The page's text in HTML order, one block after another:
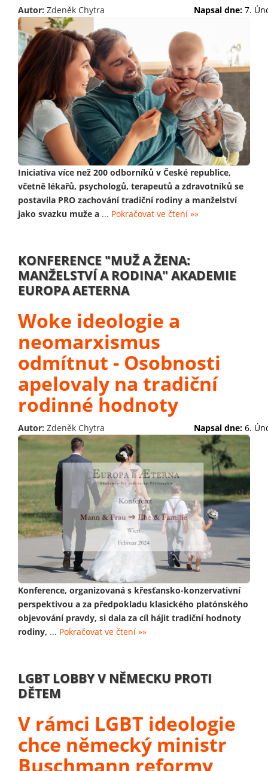
Autor: Zdeněk Chytra Napsal dne: 7.
Iniciativa více než 200 odborníků v České republice,
včetně lékařů, psychologů, terapeutů a zdravotníků se
postavila PRO zachování tradiční rodiny a manželství
jako svazku muže a ... Pokračovat ve čtení »»
KONFERENCE "MUŽ A ŽENA:
MANŽELSTVÍ A RODINA" AKADEMIE
EUROPA AETERNA
Woke ideologie a
neomarxismus
odmítnut - Osobnosti
apelovaly na tradiční
rodinné hodnoty
Autor: Zdeněk Chytra Napsal dne: 6.
Konference, organizovaná s křesťansko-konzervativní
perspektivou a za předpokladu klasického platónského
objevování pravdy, si dala za cíl hájit tradiční hodnoty
rodiny, ... Pokračovat ve čtení »»
LGBT LOBBY V NĚMECKU PROTI
DĚTEM
V rámci LGBT ideologie
chce německý ministr
Buschmann reformy